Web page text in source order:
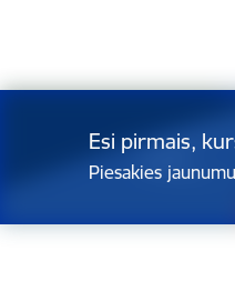
Esi pirmais,
Piesakies